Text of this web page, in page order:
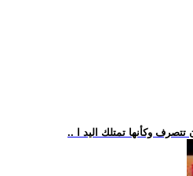
تتصرف وكأنها تمتلك اليد ا